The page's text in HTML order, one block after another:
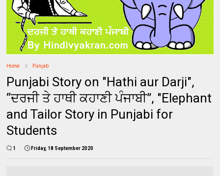
Home Punjab
Punjabi Story on "Hathi aur Darji",
“ਦਰਜੀ ਤੇ ਹਾਥੀ ਕਹਾਣੀ ਪੰਜਾਬੀ”, "Elephant
and Tailor Story in Punjabi for
Students
1 Friday, 18 September 2020